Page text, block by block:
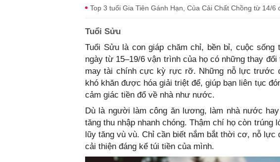
Top 3 tuổi Gia Tiên Gánh Hạn, Của Cải Chất Chồng từ 14/6
Tuổi Sửu
Tuổi Sửu là con giáp chăm chỉ, bền bỉ, cuộc sống
ngày từ 15–19/6 vận trình của họ có những thay
may tài chính cực kỳ rực rỡ. Những nỗ lực trước
khó khăn được hóa giải triệt để, giúp bạn liên tục
cảm giác tiền đổ về nhà như nước.
Dù là người làm công ăn lương, làm nhà nước
tăng thu nhập nhanh chóng. Thậm chí họ còn
lũy tăng vù vù. Chỉ cần biết nắm bắt thời cơ, nỗ lực
cải thiện đáng kể túi tiền của mình.